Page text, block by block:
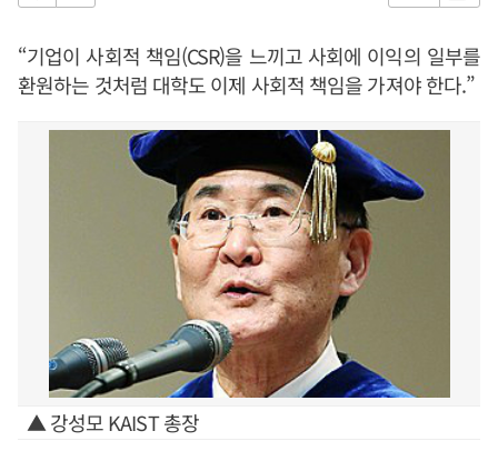
“기업이 사회적 책임(CSR)을 느끼고 사회에 이익의 일부를
환원하는 것처럼 대학도 이제 사회적 책임을 가져야 한다.”
▲ 강성모 KAIST 총장